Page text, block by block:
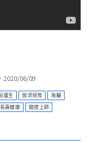
2020/06/09
護生 放流保育 海鱺
長壽健康 龍德上師